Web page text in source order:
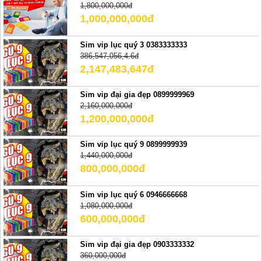
1,800,000,000đ
1,000,000,000đ
Sim vip lục quý 3 0383333333
386,547,056,4.6đ
2,147,483,647đ
Sim vip đại gia đẹp 0899999969
2,160,000,000đ
1,200,000,000đ
Sim vip lục quý 9 0899999939
1,440,000,000đ
800,000,000đ
Sim vip lục quý 6 0946666668
1,080,000,000đ
600,000,000đ
Sim vip đại gia đẹp 0903333332
360,000,000đ